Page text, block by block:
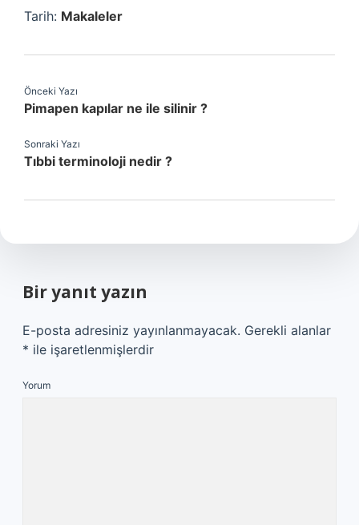
Tarih: Makaleler
Önceki Yazı
Pimapen kapılar ne ile silinir ?
Sonraki Yazı
Tıbbi terminoloji nedir ?
Bir yanıt yazın
E-posta adresiniz yayınlanmayacak. Gerekli alanlar
* ile işaretlenmişlerdir
Yorum